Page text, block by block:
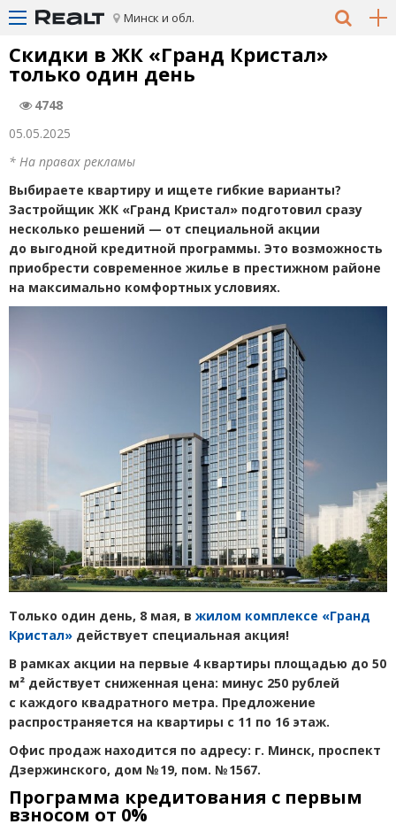
Минск и обл.
Скидки в ЖК «Гранд Кристал»
только один день
4748
05.05.2025
* На правах рекламы
Выбираете квартиру и ищете гибкие варианты?
Застройщик ЖК «Гранд Кристал» подготовил сразу
несколько решений — от специальной акции
до выгодной кредитной программы. Это возможность
приобрести современное жилье в престижном районе
на максимально комфортных условиях.
Только один день, 8 мая, в жилом комплексе «Гранд
Кристал» действует специальная акция!
В рамках акции на первые 4 квартиры площадью до 50
м² действует сниженная цена: минус 250 рублей
с каждого квадратного метра. Предложение
распространяется на квартиры с 11 по 16 этаж.
Офис продаж находится по адресу: г. Минск, проспект
Дзержинского, дом № 19, пом. № 1567.
Программа кредитования с первым
взносом от 0%